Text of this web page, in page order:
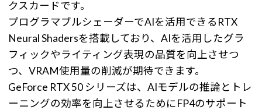
クスカードです。
プログラマブルシェーダーでAIを活用できるRTX
Neural Shadersを搭載しており、AIを活用したグラ
フィックやライティング表現の品質を向上させつ
つ、VRAM使用量の削減が期待できます。
GeForce RTX 50 シリーズは、AIモデルの推論とトレ
ーニングの効率を向上させるためにFP4のサポート